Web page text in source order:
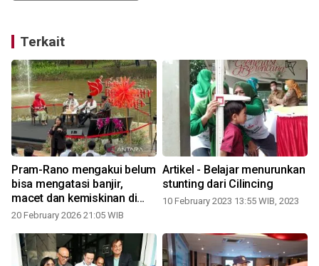
Terkait
Pram-Rano mengakui belum
bisa mengatasi banjir,
macet dan kemiskinan di
DKI
20 February 2026 21:05 WIB
Artikel - Belajar menurunkan
stunting dari Cilincing
10 February 2023 13:55 WIB, 2023